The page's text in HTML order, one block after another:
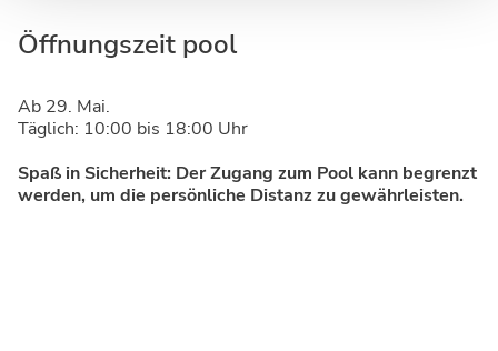
Öffnungszeit pool
Ab 29. Mai.
Täglich: 10:00 bis 18:00 Uhr
Spaß in Sicherheit: Der Zugang zum Pool kann begrenzt
werden, um die persönliche Distanz zu gewährleisten.